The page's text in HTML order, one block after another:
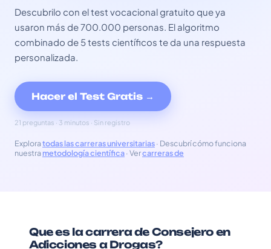
Descubrilo con el test vocacional gratuito que ya
usaron más de 700.000 personas. El algoritmo
combinado de 5 tests científicos te da una respuesta
personalizada.
Hacer el Test Gratis →
21 preguntas · 3 minutos · Sin registro
Exploratodas las carreras universitarias· Descubrí cómo funciona
nuestra metodología científica· Vercarreras de
Que es la carrera de Consejero en
Adicciones a Drogas?